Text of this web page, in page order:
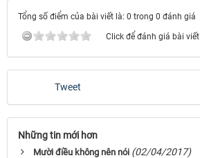
Tổng số điểm của bài viết là: 0 trong 0 đánh giá
Click để đánh giá bài viết
Tweet
Những tin mới hơn
Mười điều không nên nói (02/04/2017)